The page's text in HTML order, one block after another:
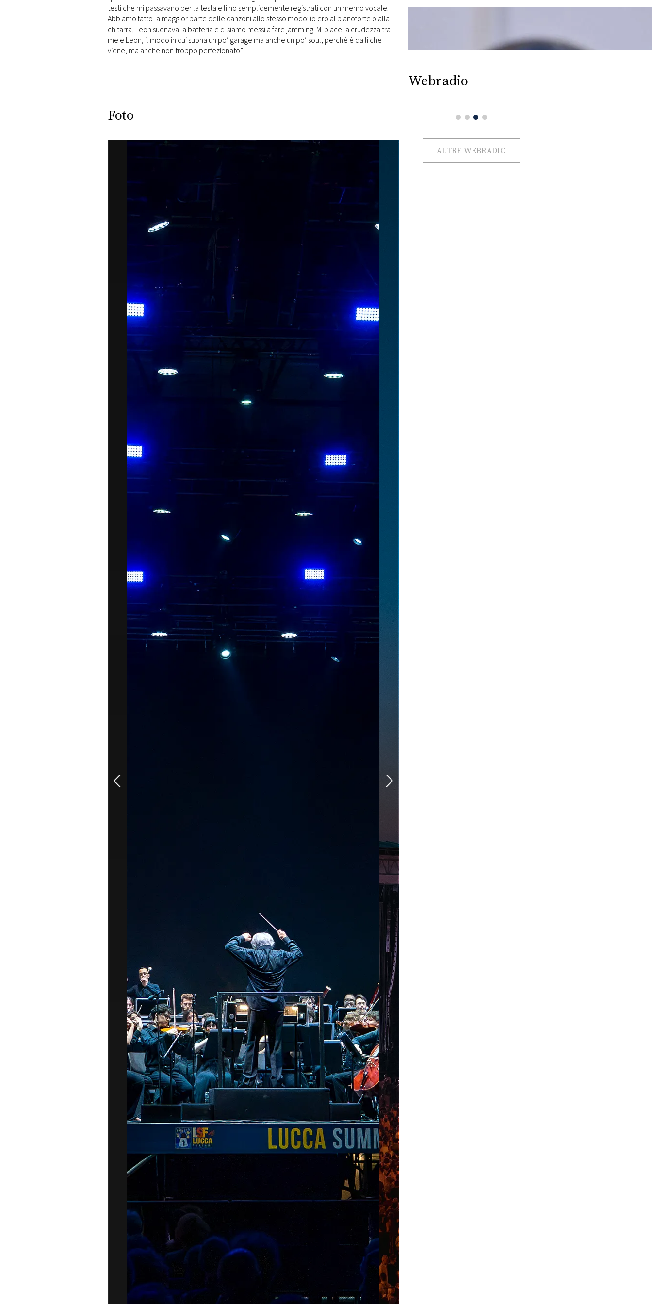
MONACO
RMC
CONSIGLIA
testi che mi passavano per la testa e li ho semplicemente registrati con un memo vocale.
Abbiamo fatto la maggior parte delle canzoni allo stesso modo: io ero al pianoforte o alla
chitarra, Leon suonava la batteria e ci siamo messi a fare jamming. Mi piace la crudezza tra
me e Leon, il modo in cui suona un po’ garage ma anche un po’ soul, perché è da lì che
viene, ma anche non troppo perfezionato”.
Foto
Webradio
ALTRE WEBRADIO